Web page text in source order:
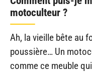
motoculteur ?
Ah, la vieille bête au
poussière… Un
comme ce meuble